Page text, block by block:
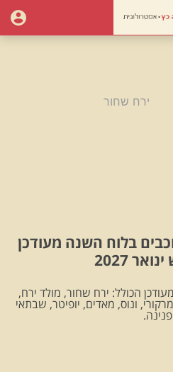
ירח שחור
בלוח השנה מעודכן
2027
הכולל: ירח שחור, מולד ירח,
ונוס, מאדים, יופיטר, שבתאי